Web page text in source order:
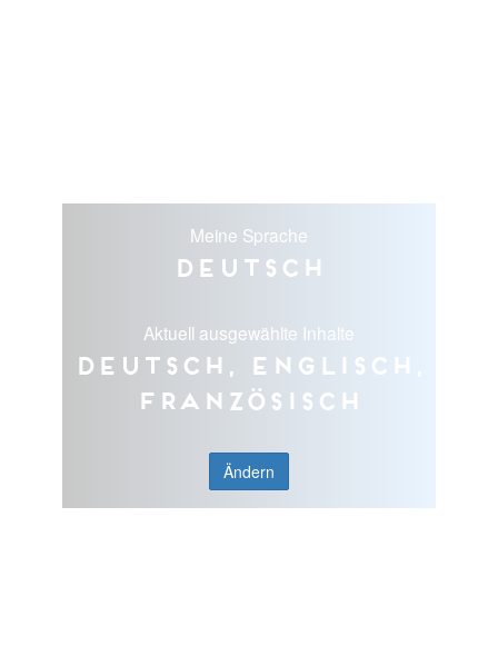
Meine Sprache
Deutsch
Aktuell ausgewählte Inhalte
Deutsch, Englisch,
Französisch
Ändern